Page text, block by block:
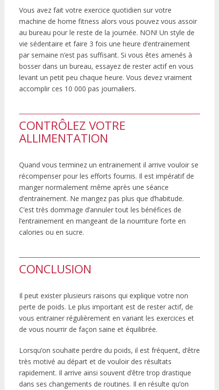
Vous avez fait votre exercice quotidien sur votre
machine de home fitness alors vous pouvez vous assoir
au bureau pour le reste de la journée. NON! Un style de
vie sédentaire et faire 3 fois une heure d’entrainement
par semaine n’est pas suffisant. Si vous êtes amenés à
bosser dans un bureau, essayez de rester actif en vous
levant un petit peu chaque heure. Vous devez vraiment
accomplir ces 10 000 pas journaliers.
CONTRÔLEZ VOTRE
ALLIMENTATION
Quand vous terminez un entrainement il arrive vouloir se
récompenser pour les efforts fournis. Il est impératif de
manger normalement même après une séance
d’entrainement. Ne mangez pas plus que d’habitude.
C’est très dommage d’annuler tout les bénéfices de
l’entrainement en mangeant de la nourriture forte en
calories ou en sucre.
CONCLUSION
Il peut exister plusieurs raisons qui explique votre non
perte de poids. Le plus important est de rester actif, de
vous entrainer régulièrement en variant les exercices et
de vous nourrir de façon saine et équilibrée.
Lorsqu’on souhaite perdre du poids, il est fréquent, d’être
très motivé au départ et de vouloir des résultats
rapidement. Il arrive ainsi souvent d’être trop drastique
dans ses changements de routines. Il en résulte qu’on